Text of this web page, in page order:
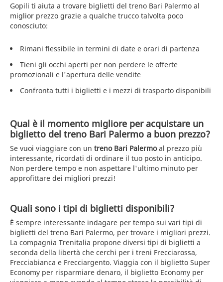
Gopili ti aiuta a trovare biglietti del treno Bari Palermo al
miglior prezzo grazie a qualche trucco talvolta poco
conosciuto:
Rimani flessibile in termini di date e orari di partenza
Tieni gli occhi aperti per non perdere le offerte
promozionali e l'apertura delle vendite
Confronta tutti i biglietti e i mezzi di trasporto disponibili
Qual è il momento migliore per acquistare un
biglietto del treno Bari Palermo a buon prezzo?
Se vuoi viaggiare con un treno Bari Palermoal prezzo più
interessante, ricordati di ordinare il tuo posto in anticipo.
Non perdere tempo e non aspettare l'ultimo minuto per
approfittare dei migliori prezzi!
Quali sono i tipi di biglietti disponibili?
È sempre interessante indagare per tempo sui vari tipi di
biglietti del treno Bari Palermo, per trovare i migliori prezzi.
La compagnia Trenitalia propone diversi tipi di biglietti a
seconda della libertà che cerchi per i treni Frecciarossa,
Frecciabianca e Frecciargento. Viaggia con il biglietto Super
Economy per risparmiare denaro, il biglietto Economy per